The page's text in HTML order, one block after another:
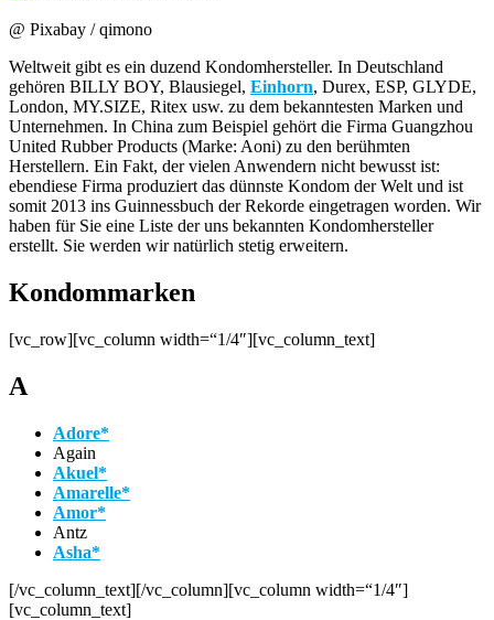
@ Pixabay / qimono
Weltweit gibt es ein duzend Kondomhersteller. In Deutschland
gehören BILLY BOY, Blausiegel, Einhorn, Durex, ESP, GLYDE,
London, MY.SIZE, Ritex usw. zu dem bekanntesten Marken und
Unternehmen. In China zum Beispiel gehört die Firma Guangzhou
United Rubber Products (Marke: Aoni) zu den berühmten
Herstellern. Ein Fakt, der vielen Anwendern nicht bewusst ist:
ebendiese Firma produziert das dünnste Kondom der Welt und ist
somit 2013 ins Guinnessbuch der Rekorde eingetragen worden. Wir
haben für Sie eine Liste der uns bekannten Kondomhersteller
erstellt. Sie werden wir natürlich stetig erweitern.
Kondommarken
[vc_row][vc_column width=“1/4″][vc_column_text]
A
Adore*
Again
Akuel*
Amarelle*
Amor*
Antz
Asha*
[/vc_column_text][/vc_column][vc_column width=“1/4″]
[vc_column_text]